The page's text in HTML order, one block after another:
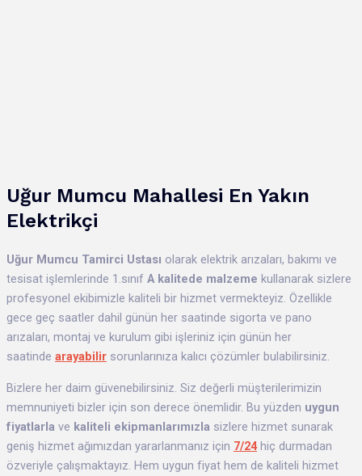
Uğur Mumcu Mahallesi En Yakın
Elektrikçi
Uğur Mumcu Tamirci Ustası olarak elektrik arızaları, bakımı ve
tesisat işlemlerinde 1.sınıf A kalitede malzeme kullanarak sizlere
profesyonel ekibimizle kaliteli bir hizmet vermekteyiz. Özellikle
gece geç saatler dahil günün her saatinde sigorta ve pano
arızaları, montaj ve kurulum gibi işleriniz için günün her
saatinde arayabilir sorunlarınıza kalıcı çözümler bulabilirsiniz.
Bizlere her daim güvenebilirsiniz. Siz değerli müşterilerimizin
memnuniyeti bizler için son derece önemlidir. Bu yüzden uygun
fiyatlarla ve kaliteli ekipmanlarımızla sizlere hizmet sunarak
geniş hizmet ağımızdan yararlanmanız için 7/24hiç durmadan
özveriyle çalışmaktayız. Hem uygun fiyat hem de kaliteli hizmet